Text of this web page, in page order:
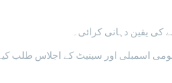
کی یقین دہانی کرائی۔
اسمبلی اور سینیٹ کے اجلاس طلب